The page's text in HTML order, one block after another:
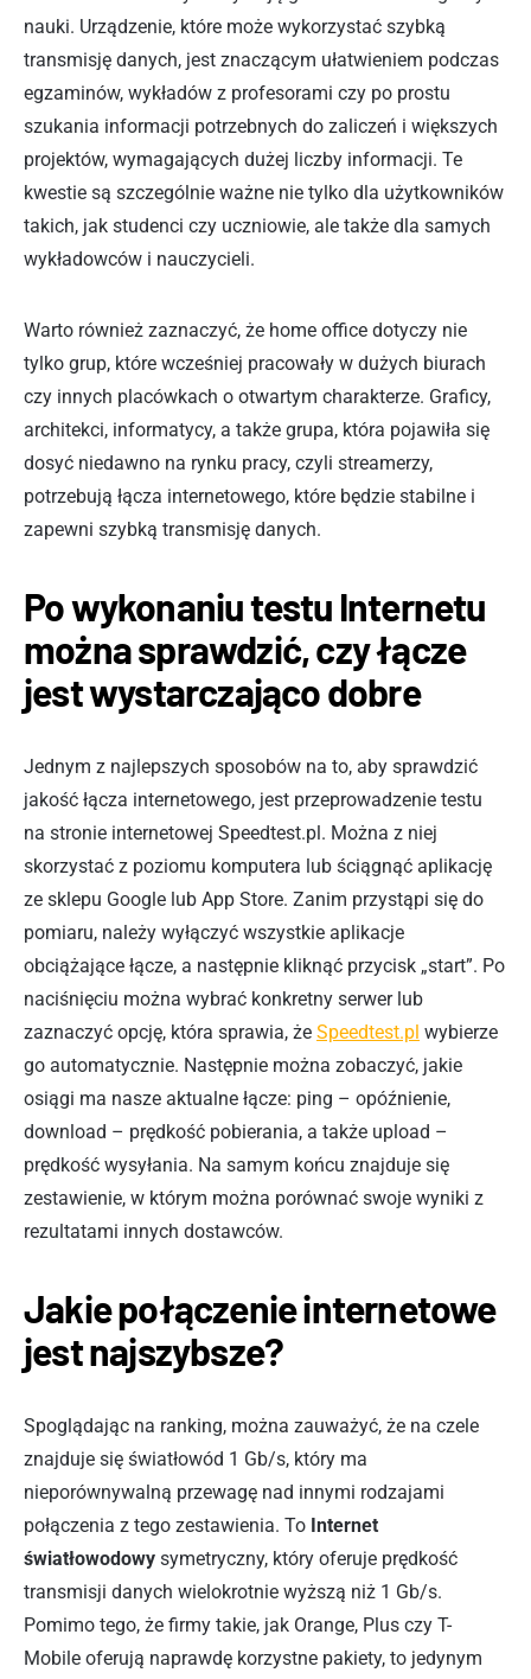
nauki. Urządzenie, które może wykorzystać szybką
transmisję danych, jest znaczącym ułatwieniem podczas
egzaminów, wykładów z profesorami czy po prostu
szukania informacji potrzebnych do zaliczeń i większych
projektów, wymagających dużej liczby informacji. Te
kwestie są szczególnie ważne nie tylko dla użytkowników
takich, jak studenci czy uczniowie, ale także dla samych
wykładowców i nauczycieli.
Warto również zaznaczyć, że home office dotyczy nie
tylko grup, które wcześniej pracowały w dużych biurach
czy innych placówkach o otwartym charakterze. Graficy,
architekci, informatycy, a także grupa, która pojawiła się
dosyć niedawno na rynku pracy, czyli streamerzy,
potrzebują łącza internetowego, które będzie stabilne i
zapewni szybką transmisję danych.
Po wykonaniu testu Internetu
można sprawdzić, czy łącze
jest wystarczająco dobre
Jednym z najlepszych sposobów na to, aby sprawdzić
jakość łącza internetowego, jest przeprowadzenie testu
na stronie internetowej Speedtest.pl. Można z niej
skorzystać z poziomu komputera lub ściągnąć aplikację
ze sklepu Google lub App Store. Zanim przystąpi się do
pomiaru, należy wyłączyć wszystkie aplikacje
obciążające łącze, a następnie kliknąć przycisk „start”. Po
naciśnięciu można wybrać konkretny serwer lub
zaznaczyć opcję, która sprawia, że Speedtest.pl wybierze
go automatycznie. Następnie można zobaczyć, jakie
osiągi ma nasze aktualne łącze: ping – opóźnienie,
download – prędkość pobierania, a także upload –
prędkość wysyłania. Na samym końcu znajduje się
zestawienie, w którym można porównać swoje wyniki z
rezultatami innych dostawców.
Jakie połączenie internetowe
jest najszybsze?
Spoglądając na ranking, można zauważyć, że na czele
znajduje się światłowód 1 Gb/s, który ma
nieporównywalną przewagę nad innymi rodzajami
połączenia z tego zestawienia. To Internet
światłowodowy symetryczny, który oferuje prędkość
transmisji danych wielokrotnie wyższą niż 1 Gb/s.
Pomimo tego, że firmy takie, jak Orange, Plus czy T-
Mobile oferują naprawdę korzystne pakiety, to jedynym